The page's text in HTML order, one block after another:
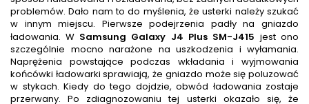
problemów. Dało nam to do myślenia, że usterki należy szukać
w innym miejscu. Pierwsze podejrzenia padły na gniazdo
ładowania. W Samsung Galaxy J4 Plus SM-J415 jest ono
szczególnie mocno narażone na uszkodzenia i wyłamania.
Naprężenia powstające podczas wkładania i wyjmowania
końcówki ładowarki sprawiają, że gniazdo może się poluzować
w stykach. Kiedy do tego dojdzie, obwód ładowania zostaje
przerwany. Po zdiagnozowaniu tej usterki okazało się, że